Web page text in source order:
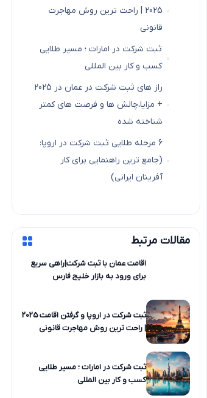
2025 | راحت ترین روش مهاجرت
قانونی
ثبت شرکت در امارات ؛ مسیر طلایی
کسب و کار بین المللی
راز های ثبت شرکت در عمان در 2025
+ مزایا،چالش ها و فرصت های کمتر
شناخته شده
6 مرحله طلایی ثبت شرکت در اروپا:
(جامع ترین راهنمایی برای کار
آفرینان ایرانی)
مقالات مرتبط
اقامت عمان با ثبت شرکت|راهی سریع
برای ورود به بازار خلیج فارس
ثبت شرکت در اروپا و گرفتن اقامت 2025
| راحت ترین روش مهاجرت قانونی
ثبت شرکت در امارات ؛ مسیر طلایی
کسب و کار بین المللی